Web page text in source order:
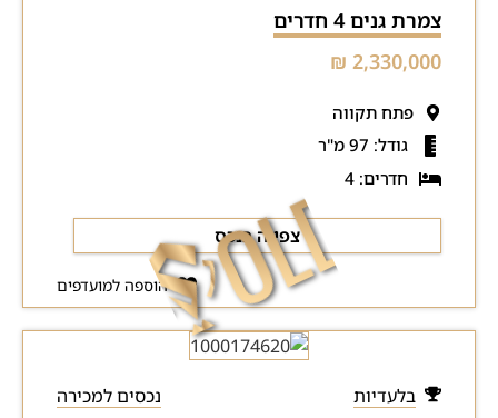
צמרת גנים 4 חדרים
2,330,000 ₪
פתח תקווה
גודל: 97 מ"ר
חדרים: 4
צפייה בנכס
הוספה למועדפים
בלעדיות נכסים למכירה